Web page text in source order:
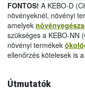
FONTOS! A KEBO-D
növényeknél, növényi
amelyek
szükséges a KEBO-NN
növényi termékek
ellenőrzés kötelesek is
Útmutatók